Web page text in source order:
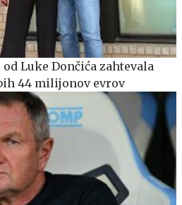
Luke Dončića zahtevala
44 milijonov evrov